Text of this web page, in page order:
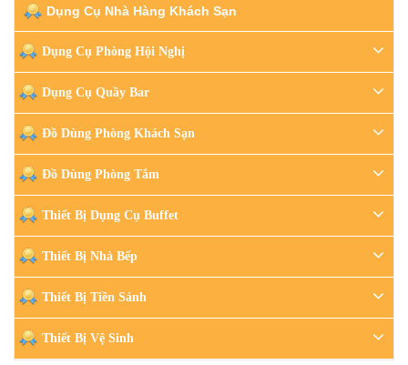
Dụng Cụ Nhà Hàng Khách Sạn
Dụng Cụ Phòng Hội Nghị
Dụng Cụ Quầy Bar
Đồ Dùng Phòng Khách Sạn
Đồ Dùng Phòng Tắm
Thiết Bị Dụng Cụ Buffet
Thiết Bị Nhà Bếp
Thiết Bị Tiền Sảnh
Thiết Bị Vệ Sinh